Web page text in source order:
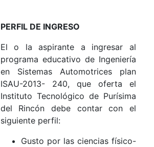
PERFIL DE INGRESO
El o la aspirante a ingresar al
programa educativo de Ingeniería
en Sistemas Automotrices plan
ISAU-2013- 240, que oferta el
Instituto Tecnológico de Purísima
del Rincón debe contar con el
siguiente perfil:
Gusto por las ciencias físico-